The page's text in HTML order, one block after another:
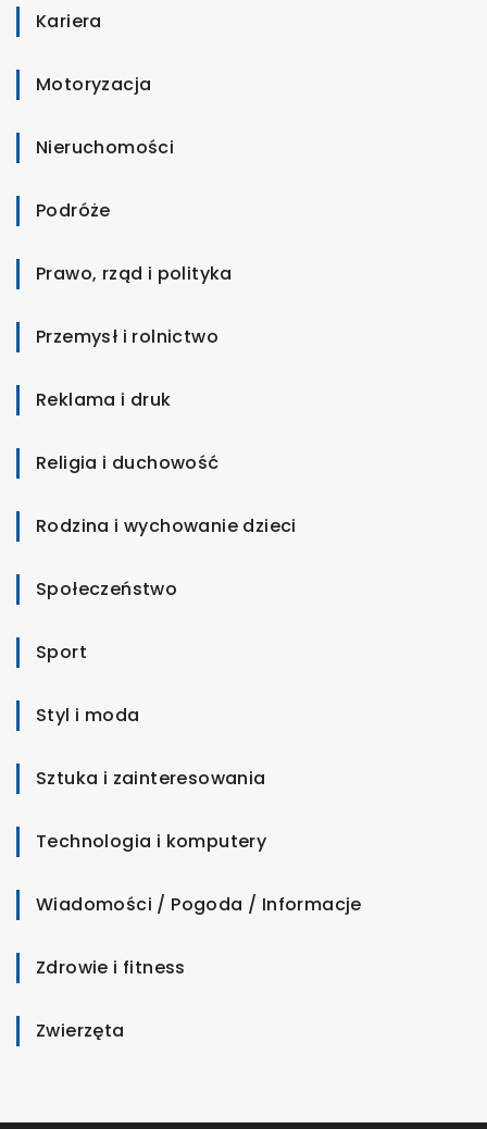
Kariera
Motoryzacja
Nieruchomości
Podróże
Prawo, rząd i polityka
Przemysł i rolnictwo
Reklama i druk
Religia i duchowość
Rodzina i wychowanie dzieci
Społeczeństwo
Sport
Styl i moda
Sztuka i zainteresowania
Technologia i komputery
Wiadomości / Pogoda / Informacje
Zdrowie i fitness
Zwierzęta